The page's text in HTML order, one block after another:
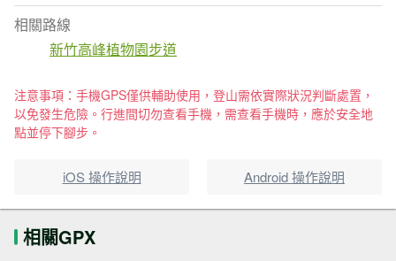
相關路線
新竹高峰植物園步道
注意事項：手機GPS僅供輔助使用，登山需依實際狀況判斷處置，
以免發生危險。行進間切勿查看手機，需查看手機時，應於安全地
點並停下腳步。
iOS 操作說明 Android 操作說明
相關GPX